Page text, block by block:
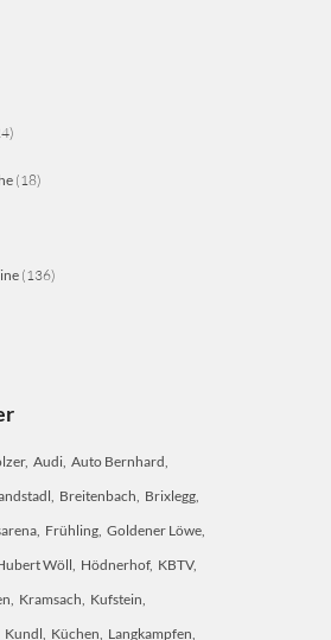
(18)
(136)
Audi Auto Bernhard
Breitenbach Brixlegg
Frühling Goldener Löwe
Wöll Hödnerhof KBTV
Kramsach Kufstein
Kundl Küchen Langkampfen